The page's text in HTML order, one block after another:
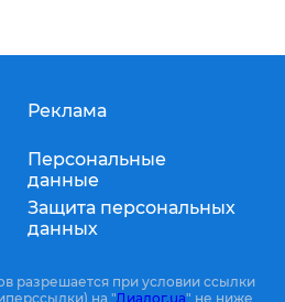
Реклама
Персональные
данные
Защита персональных
данных
разрешается при условии ссылки
на "Диалог.ua" не ниже